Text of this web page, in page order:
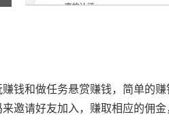
钱和做任务悬赏赚钱，简单的
邀请好友加入，赚取相应的佣